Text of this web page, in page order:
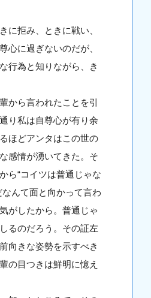
拒み、ときに戦い、
に過ぎないのだが、
行為と知りながら、き
から言われたことを引
り私は自尊心が有り余
ほどアンタはこの世の
感情が湧いてきた。そ
ら“コイツは普通じゃな
んて面と向かって言わ
がしたから。普通じゃ
るのだろう。その証左
向きな姿勢を示すべき
の目つきは鮮明に憶え